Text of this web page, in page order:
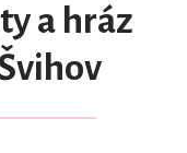
a hráz